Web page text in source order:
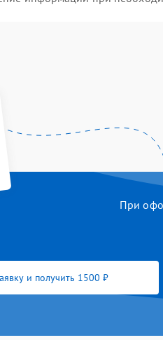
При
и получить 1500 ₽